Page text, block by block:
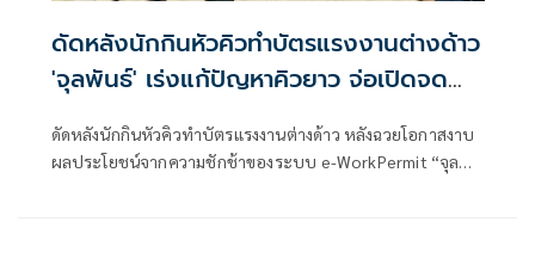
ดัดหลังนักกินหัวคิวทำบัตรแรงงานต่างด้าว
'จุลพันธ์' เร่งแก้ปัญหาคิวยาว จ่อเปิดจด
ดัดหลังนักกินหัวคิวทำบัตรแรงงานต่างด้าว หลังฉวยโอกาสงาบ
ผลประโยชน์จากความชักช้าของระบบ e-WorkPermit “จุล